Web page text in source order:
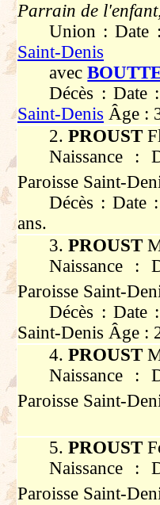
Parrain de
Union : Date
Saint-Denis
avec
Décès :
Saint-Denis Âge :
2.PROUST
Naissance :
Paroisse Saint-
Décès : Date
ans.
3.PROUST
Naissance :
Paroisse Saint-
Décès : Date
Saint-Denis Âge :
4.PROUST
Naissance :
Paroisse Saint-
5.PROUST
Naissance :
Paroisse Saint-